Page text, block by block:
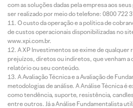
com as soluções dadas pela empresa aos
ser realizado por meio do telefone: 0800 722
O custo da operação e a política de
de custos operacionais disponibilizadas no
www.xpi.com.br.
A XP Investimentos se exime de
prejuízos, diretos ou indiretos, que venham
relatório ou seu conteúdo.
A Avaliação Técnica e a Avaliação de
metodologias de análise. A Análise Técnica
como tendência, suporte, resistência,
entre outros. Já a Análise Fundamentalista